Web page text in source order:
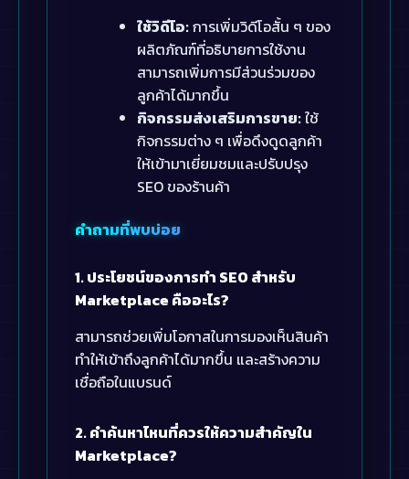
ใช้วิดีโอ:การเพิ่มวิดีโอสั้น ๆ ของ
ผลิตภัณฑ์ที่อธิบายการใช้งาน
สามารถเพิ่มการมีส่วนร่วมของ
ลูกค้าได้มากขึ้น
กิจกรรมส่งเสริมการขาย:ใช้
กิจกรรมต่าง ๆ เพื่อดึงดูดลูกค้า
ให้เข้ามาเยี่ยมชมและปรับปรุง
SEO ของร้านค้า
คำถามที่พบบ่อย
1. ประโยชน์ของการทำ SEO สำหรับ
Marketplace คืออะไร?
สามารถช่วยเพิ่มโอกาสในการมองเห็นสินค้า
ทำให้เข้าถึงลูกค้าได้มากขึ้น และสร้างความ
เชื่อถือในแบรนด์
2. คำค้นหาไหนที่ควรให้ความสำคัญใน
Marketplace?